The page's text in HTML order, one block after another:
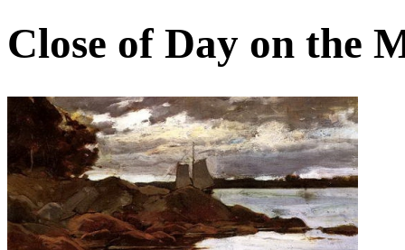
Close of Day on the